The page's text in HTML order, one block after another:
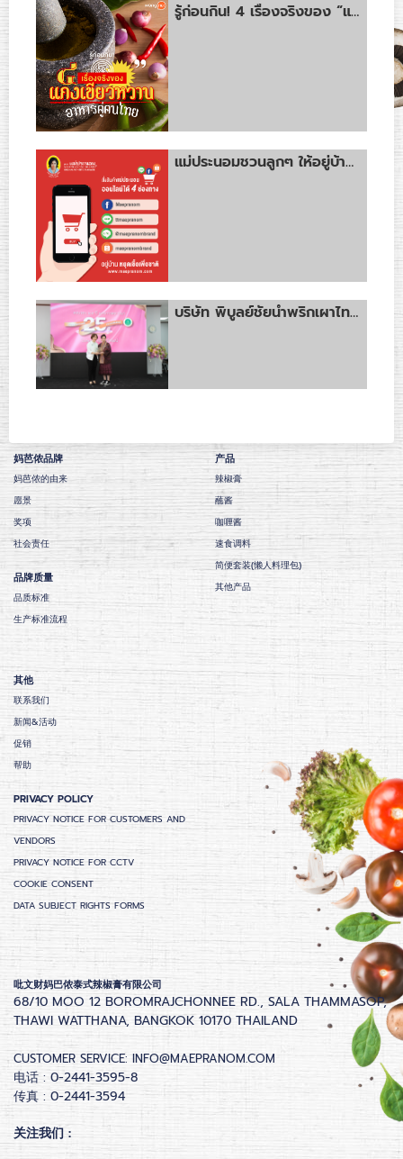
รู้ก่อนกิน! 4 เรื่องจริงของ “แกงเขียวหวาน”
แม่ประนอมชวนลูกๆ ให้อยู่บ้าน แล้วมาช้อปกับสินค้า ตราแม่ประนอม
บริษัท พิบูลย์ชัยน้ำพริกเผาไทยแม่ประนอม จำกัด เข้ารับโล่เกียรติคุณจากโรงพยาบาลราชพิพัฒน์
妈芭侬品牌
妈芭侬的由来
愿景
奖项
社会责任
品牌质量
品质标准
生产标准流程
产品
辣椒膏
蘸酱
咖喱酱
速食调料
简便套装(懒人料理包)
其他产品
其他
联系我们
新闻&活动
促销
帮助
PRIVACY POLICY
PRIVACY NOTICE FOR CUSTOMERS AND
VENDORS
PRIVACY NOTICE FOR CCTV
COOKIE CONSENT
DATA SUBJECT RIGHTS FORMS
吡文财妈巴侬泰式辣椒膏有限公司
68/10 MOO 12 BOROMRAJCHONNEE RD., SALA THAMMASOP,
THAWI WATTHANA, BANGKOK 10170 THAILAND
CUSTOMER SERVICE: INFO@MAEPRANOM.COM
电话 : 0-2441-3595-8
传真 : 0-2441-3594
关注我们 :